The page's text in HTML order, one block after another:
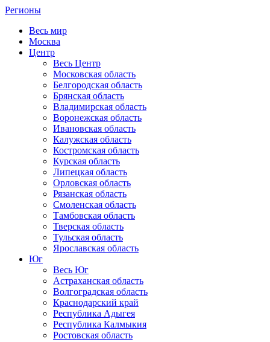
Регионы
Весь мир
Москва
Центр
Весь Центр
Московская область
Белгородская область
Брянская область
Владимирская область
Воронежская область
Ивановская область
Калужская область
Костромская область
Курская область
Липецкая область
Орловская область
Рязанская область
Смоленская область
Тамбовская область
Тверская область
Тульская область
Ярославская область
Юг
Весь Юг
Астраханская область
Волгоградская область
Краснодарский край
Республика Адыгея
Республика Калмыкия
Ростовская область